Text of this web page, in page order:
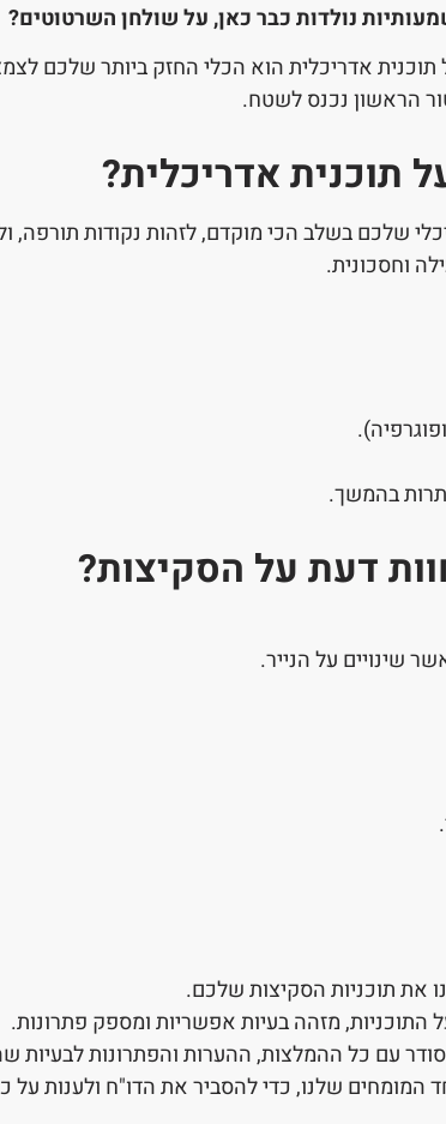
נולדות כבר כאן, על שולחן השרטוטים?
אדריכלית הוא הכלי החזק ביותר שלכם
הראשון נכנס לשטח.
תוכנית אדריכלית?
שלכם בשלב הכי מוקדם, לזהות נקודות
וחסכונית.
בהמשך.
דעת על הסקיצות?
שינויים על הנייר.